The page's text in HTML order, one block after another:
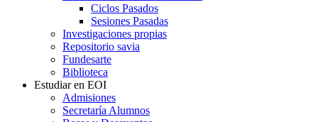
Ciclos Pasados
Sesiones Pasadas
Investigaciones propias
Repositorio savia
Fundesarte
Biblioteca
Estudiar en EOI
Admisiones
Secretaría Alumnos